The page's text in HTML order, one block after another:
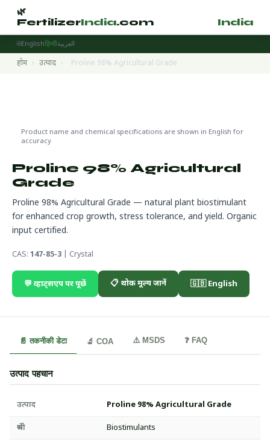
🌿
FertilizerIndia.com India
🌐Englishहिन्दीالعربية
होम › उत्पाद › Proline 98% Agricultural Grade
Product name and chemical specifications are shown in English for
accuracy
Proline 98% Agricultural
Grade
Proline 98% Agricultural Grade — natural plant biostimulant
for enhanced crop growth, stress tolerance, and yield. Organic
input certified.
CAS: 147-85-3 | Crystal
💬 व्हाट्सएप पर पूछें 📋 थोक मूल्य जानें 🇬🇧 English
📄 तकनीकी डेटा 🔬 COA ⚠️ MSDS ❓ FAQ
उत्पाद पहचान
उत्पाद Proline 98% Agricultural Grade
श्रेणी Biostimulants